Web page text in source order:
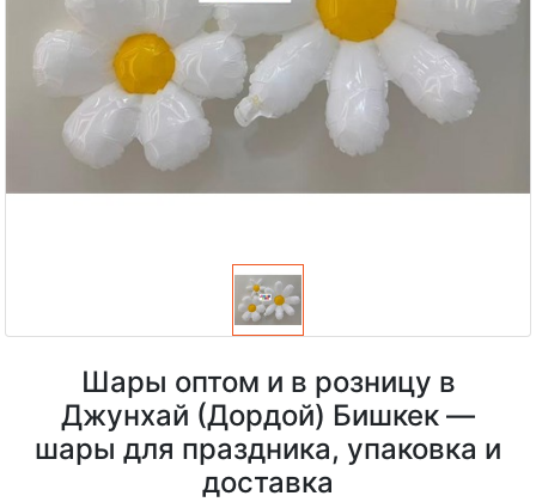
Шары оптом и в розницу в
Джунхай (Дордой) Бишкек —
шары для праздника, упаковка и
доставка